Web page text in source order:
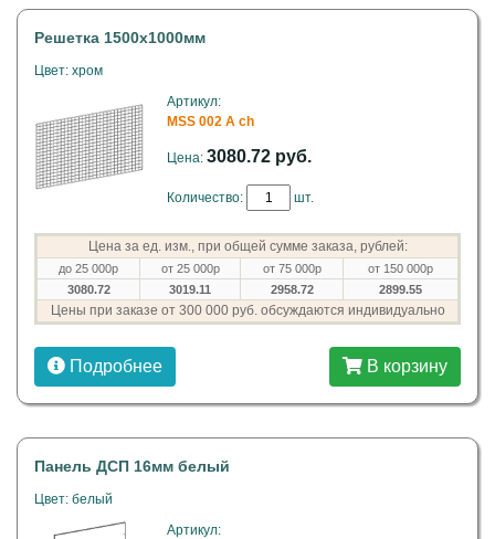
Решетка 1500x1000мм
Цвет: хром
Артикул:
MSS 002 A ch
Цена: 3080.72 руб.
Количество: шт.
Цена за ед. изм., при общей сумме заказа, рублей:
до 25 000р от 25 000р от 75 000р
от 150 000р
3080.72
3019.11 2958.72 2899.55
Цены при заказе от 300 000 руб. обсуждаются индивидуально
Подробнее В корзину
Панель ДСП 16мм белый
Цвет: белый
Артикул: